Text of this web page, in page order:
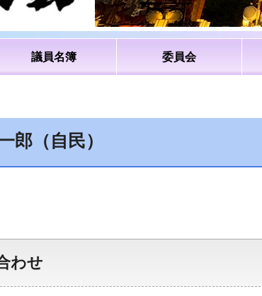
議員名簿 委員会
郎（自民）
わせ